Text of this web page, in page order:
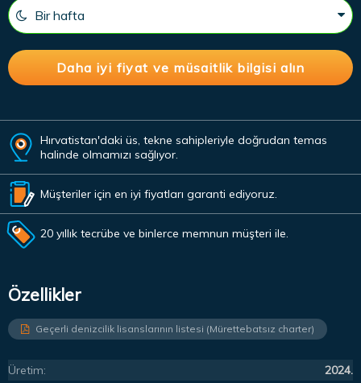
Hırvatistan'daki üs, tekne sahipleriyle doğrudan temas
halinde olmamızı sağlıyor.
Müşteriler için en iyi fiyatları garanti ediyoruz.
20 yıllık tecrübe ve binlerce memnun müşteri ile.
Özellikler
Geçerli denizcilik lisanslarının listesi (Mürettebatsız charter)
Üretim:
2024.